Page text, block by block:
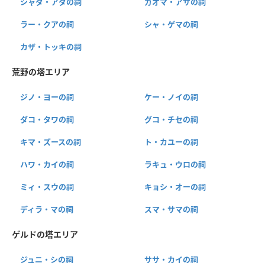
ラー・クアの祠 シャ・ゲマの祠
カザ・トッキの祠
荒野の塔エリア
ジノ・ヨーの祠 ケー・ノイの祠
ダコ・タワの祠 グコ・チセの祠
キマ・ズースの祠 ト・カユーの祠
ハワ・カイの祠 ラキュ・ウロの祠
ミィ・スウの祠 キョシ・オーの祠
ディラ・マの祠 スマ・サマの祠
ゲルドの塔エリア
ジュニ・シの祠 ササ・カイの祠